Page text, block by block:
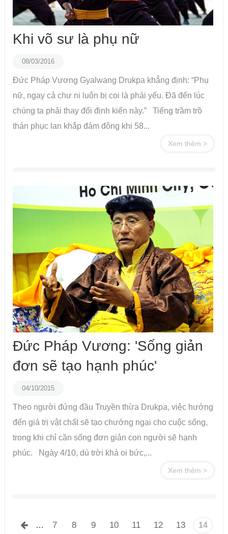
Khi võ sư là phụ nữ
08/03/2016
Đức Pháp Vương Gyalwang Drukpa khẳng định: “Phụ
nữ, ngay cả chư ni luôn bị coi là phái yếu. Đã đến lúc
chúng ta phải thay đổi định kiến này.” Tiếng trầm trồ
thán phục lan khắp đám đông khi 58...
Xem thêm >
Đức Pháp Vương: 'Sống giản
đơn sẽ tạo hạnh phúc'
04/10/2015
Theo người đứng đầu Truyền thừa Drukpa, việc hướng
đến giá trị vật chất sẽ tạo chướng ngại cho cuộc sống,
trong khi chỉ cần sống đơn giản con người sẽ hạnh
phúc. Ngày 4/10, dù trời khá oi bức,...
Xem thêm >
Trang … 7 8 9 10 11 12 13 14